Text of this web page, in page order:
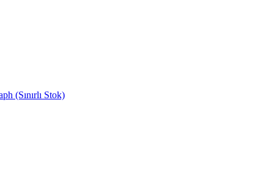
(Sınırlı Stok)